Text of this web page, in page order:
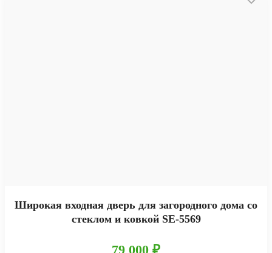
Широкая входная дверь для загородного дома со
стеклом и ковкой SE-5569
79 000 ₽